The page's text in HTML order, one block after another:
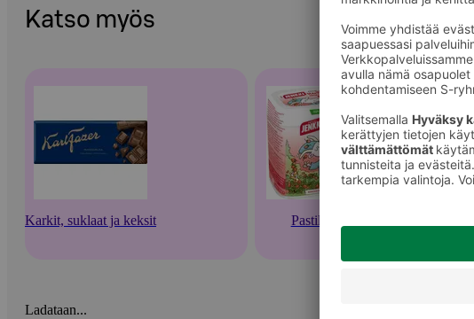
Katso myös
Karkit, suklaat ja keksit Pastillit
Ladataan...